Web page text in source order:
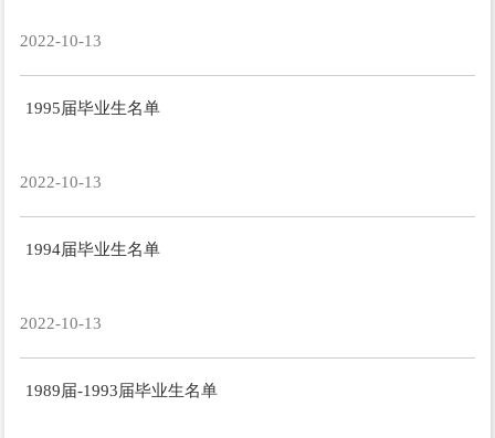
2022-10-13
1995届毕业生名单
2022-10-13
1994届毕业生名单
2022-10-13
1989届-1993届毕业生名单